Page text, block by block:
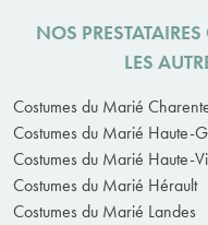
NOS
LES
Costumes du Marié
Costumes du Marié Haute-
Costumes du Marié Haute-
Costumes du Marié Hérault
Costumes du Marié Landes